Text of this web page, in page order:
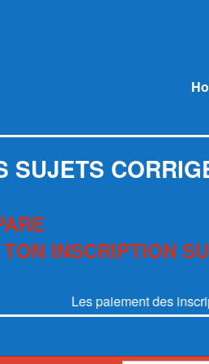
SUJETS
INSCRIPTION
Les paiement des inscriptions